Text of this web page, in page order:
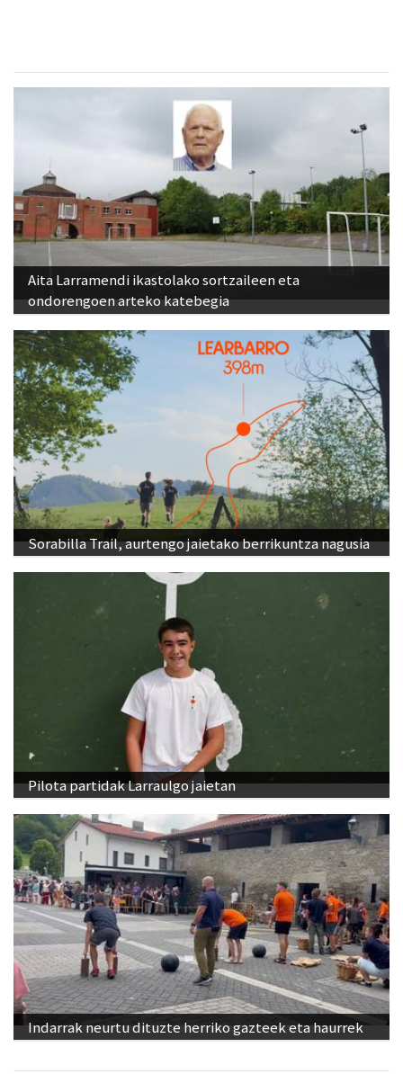
Aita Larramendi ikastolako sortzaileen eta
ondorengoen arteko katebegia
Sorabilla Trail, aurtengo jaietako berrikuntza nagusia
Pilota partidak Larraulgo jaietan
Indarrak neurtu dituzte herriko gazteek eta haurrek